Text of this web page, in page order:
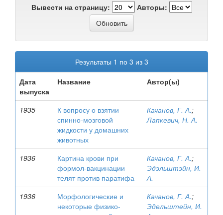
Вывести на страницу:
Авторы:
Результаты 1 по 3 из 3
Дата
выпуска
Название Автор(ы)
1935
К вопросу о взятии
спинно-мозговой
жидкости у домашних
животных
Качанов, Г. А.;
Лапкевич, Н. А.
1936
Картина крови при
формол-вакцинации
телят против паратифа
Качанов, Г. А.;
Эдэльштэйн, И.
А.
1936
Морфологические и
некоторые физико-
Качанов, Г. А.;
Эдельштейн, И.